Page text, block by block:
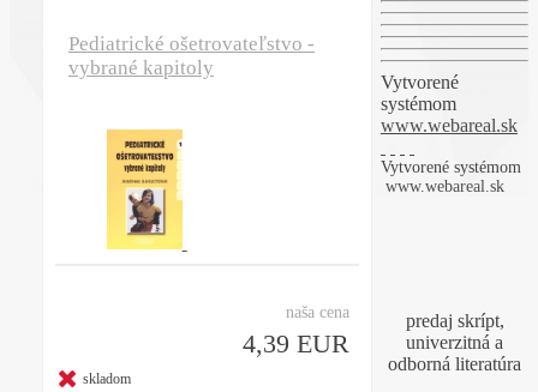
Pediatrické ošetrovateľstvo -
vybrané kapitoly
naša cena
4,39 EUR
skladom
Vytvorené
systémom
www.webareal.sk
Vytvorené systémom
www.webareal.sk
predaj skrípt,
univerzitná a
odborná literatúra